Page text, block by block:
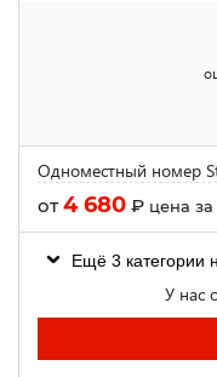
Одноместный номер
от4 680 ₽ цена за
Ещё 3 категории
У нас